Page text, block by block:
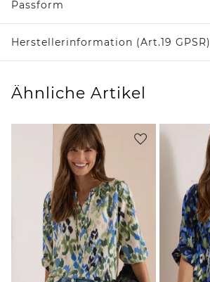
Passform
Herstellerinformation (Art.19 GPSR)
Ähnliche Artikel